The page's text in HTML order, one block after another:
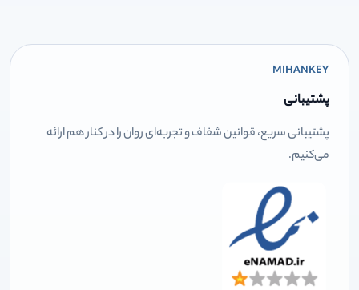
MIHANKEY
پشتیبانی
پشتیبانی سریع، قوانین شفاف و تجربه‌ای روان را در کنار هم ارائه
می‌کنیم.